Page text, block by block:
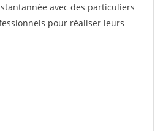
avec des particuliers
pour réaliser leurs